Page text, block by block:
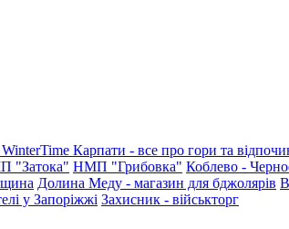
Карпати - все про гори та
"Затока" НМП "Грибовка" Коблево -
Долина Меду - магазин для бджолярів
у Запоріжжі Захисник - військторг